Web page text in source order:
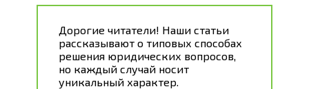
Дорогие читатели! Наши статьи
рассказывают о типовых способах
решения юридических вопросов,
но каждый случай носит
уникальный характер.